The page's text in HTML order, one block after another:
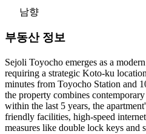
남향
부동산 정보
Sejoli Toyocho emerges as a
requiring a strategic Koto-ku
minutes from Toyocho Station and
the property combines
within the last 5 years, the
friendly facilities, high-speed
measures like double lock keys and